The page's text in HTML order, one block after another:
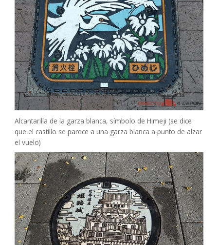
Alcantarilla de la garza blanca, símbolo de Himeji (se dice
que el castillo se parece a una garza blanca a punto de alzar
el vuelo)